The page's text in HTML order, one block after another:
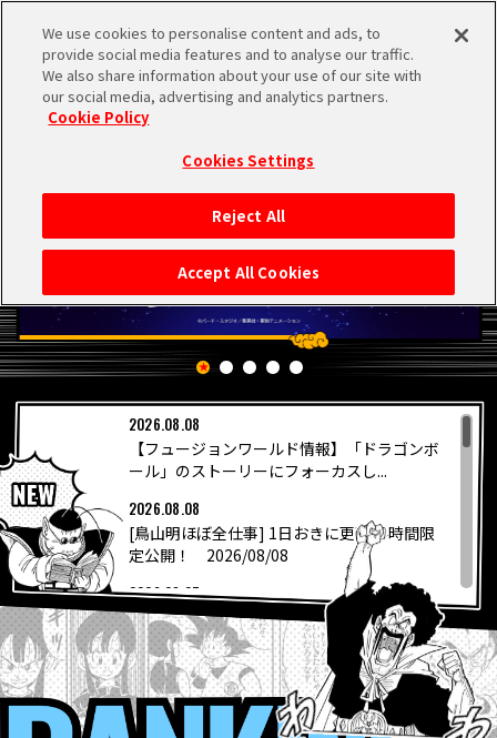
MEN
HOME
NEWS
RANKING
MOVIE
COLUMNS
ABOUT
LANGUAGE
JP
EN FR DE ES
PICKUP
2026.08.08
【フュージョンワールド情報】「ドラゴンボ
ール」のストーリーにフォーカスし...
2026.08.08
[鳥山明ほぼ全仕事] 1日おきに更新24時間限
定公開！ 2026/08/08
2026.08.07
「ニューヨーク・コミコン2026」に
「DRAGON BALL SPECIAL B...
2026.08.06
“大きいサイズのサカゼン”から「ドラゴンボ
ール」シリーズのオリジナルビッグ...
We use cookies to personalise content and ads, to
provide social media features and to analyse our traffic.
We also share information about your use of our site with
our social media, advertising and analytics partners.
Cookie Policy
Cookies Settings
Reject All
Accept All Cookies